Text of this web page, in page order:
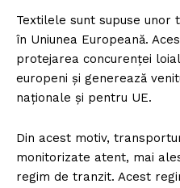
Textilele sunt supuse
în Uniunea Europeană.
protejarea concurenței
europeni și generează
naționale și pentru UE.
Din acest motiv,
monitorizate atent, mai
regim de tranzit. Acest